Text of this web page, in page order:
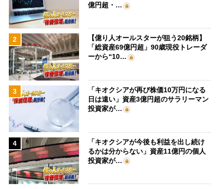
億円超・…
2
【億り人オールスターが狙う20銘柄】
「総資産69億円超」90歳現役トレーダ
ーから“10…
3
「キオクシアが再び株価10万円になる
日は遠い」資産3億円超のサラリーマン
投資家が…
4
「キオクシアが今後も利益を出し続け
るかは分からない」資産11億円の個人
投資家が…